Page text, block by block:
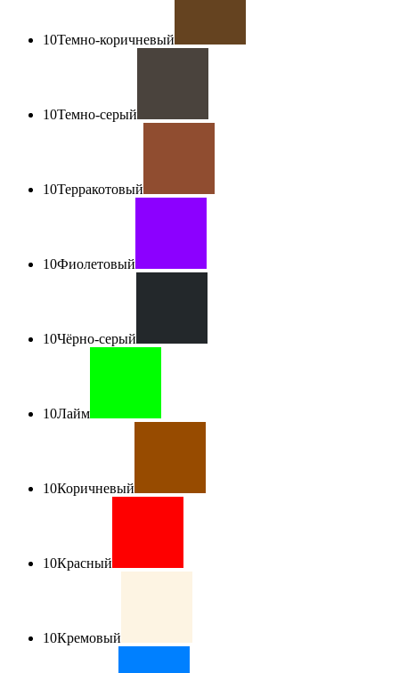
10Темно-коричневый
10Темно-серый
10Терракотовый
10Фиолетовый
10Чёрно-серый
10Лайм
10Коричневый
10Красный
10Кремовый